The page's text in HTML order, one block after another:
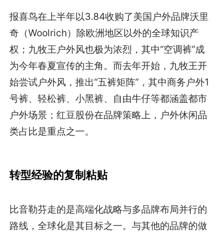
报喜鸟在上半年以3.84收购了美国户外品牌沃里
奇（Woolrich）除欧洲地区以外的全球知识产
权；九牧王户外风也极为浓烈，其中“空调裤”成
为今年春夏宣传的主角。而去年开始，九牧王开
始尝试户外风，推出“五裤矩阵”，其中商务户外1
号裤、轻松裤、小黑裤、自由牛仔等都涵盖都市
户外场景；红豆股份在品牌策略上，户外休闲品
类占比是重点之一。
转型经验的复制粘贴
比音勒芬走的是高端化战略与多品牌布局并行的
路线，全球化是其目标之一。与其他的品牌的做